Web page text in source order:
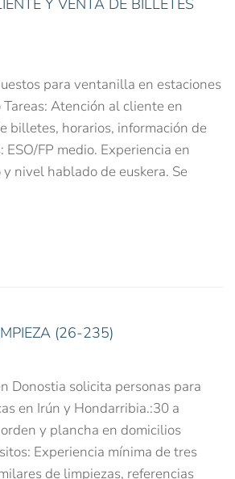
Y VENTA DE BILLETES
para ventanilla en estaciones
Atención al cliente en
billetes, horarios, información de
ESO/FP medio. Experiencia en
nivel hablado de euskera. Se
(26-235)
Donostia solicita personas para
en Irún y Hondarribia.:30 a
y plancha en domicilios
Experiencia mínima de tres
de limpiezas, referencias